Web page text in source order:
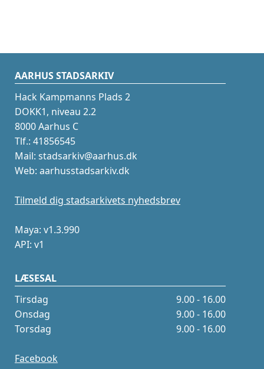
AARHUS STADSARKIV
Hack Kampmanns Plads 2
DOKK1, niveau 2.2
8000 Aarhus C
Tlf.: 41856545
Mail: stadsarkiv@aarhus.dk
Web: aarhusstadsarkiv.dk
Tilmeld dig stadsarkivets nyhedsbrev
Maya: v1.3.990
API: v1
LÆSESAL
Tirsdag
9.00 - 16.00
Onsdag
9.00 - 16.00
Torsdag
9.00 - 16.00
Facebook